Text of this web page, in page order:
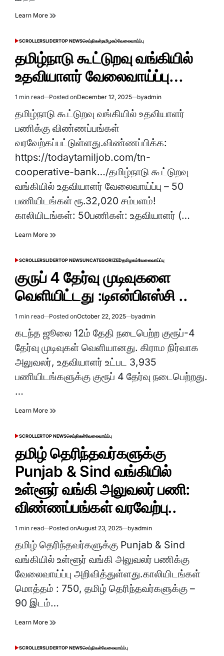
Learn More
POSTED
SCROLLERSLIDERTOP NEWSசெய்திகள்தமிழகம்வேலைவாய்ப்பு
தமிழ்நாடு கூட்டுறவு வங்கியில்
உதவியாளர் வேலைவாய்ப்பு…
Estimated
read
time
1 min read Posted onDecember 12, 2025 byadmin
தமிழ்நாடு கூட்டுறவு வங்கியில் உதவியாளர்
பணிக்கு விண்ணப்பங்கள்
வரவேற்கப்பட்டுள்ளது.விண்ணப்பிக்க:
https://todaytamiljob.com/tn-
cooperative-bank…/தமிழ்நாடு கூட்டுறவு
வங்கியில் உதவியாளர் வேலைவாய்ப்பு – 50
பணியிடங்கள் ரூ.32,020 சம்பளம்!
காலியிடங்கள்: 50பணிகள்: உதவியாளர் (…
Learn More
POSTED
SCROLLERSLIDERTOP NEWSUNCATEGORIZEDதமிழகம்வேலைவாய்ப்பு
குருப் 4 தேர்வு முடிவுகளை
வெளியிட்டது :டிஎன்பிஎஸ்சி ..
Estimated
time
1 min read Posted onOctober 22, 2025 byadmin
கடந்த ஜூலை 12ம் தேதி நடைபெற்ற குரூப்-4
தேர்வு முடிவுகள் வெளியானது. கிராம நிர்வாக
அலுவலர், உதவியாளர் உட்பட 3,935
பணியிடங்களுக்கு குரூப் 4 தேர்வு நடைபெற்றது.
…
Learn More
POSTED
SCROLLERTOP NEWSசெய்திகள்வேலைவாய்ப்பு
தமிழ் தெரிந்தவர்களுக்கு
Punjab & Sind வங்கியில்
உள்ளூர் வங்கி அலுவலர் பணி:
விண்ணப்பங்கள் வரவேற்பு..
Estimated
read
time
1 min read Posted onAugust 23, 2025 byadmin
தமிழ் தெரிந்தவர்களுக்கு Punjab & Sind
வங்கியில் உள்ளூர் வங்கி அலுவலர் பணிக்கு
வேலைவாய்ப்பு அறிவித்துள்ளது.காலியிடங்கள்
மொத்தம் : 750, தமிழ் தெரிந்தவர்களுக்கு –
90 இடம்…
Learn More
POSTED
SCROLLERSLIDERTOP NEWSசெய்திகள்வேலைவாய்ப்பு